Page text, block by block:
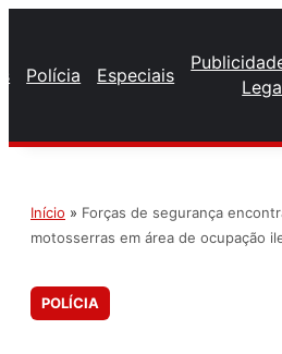
Polícia Especiais
Início » Forças de segurança
motosserras em área de ocupação
POLÍCIA